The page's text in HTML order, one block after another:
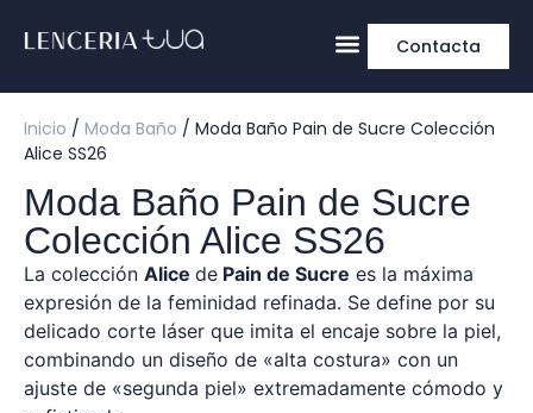
Contacta
Inicio / Moda Baño / Moda Baño Pain de Sucre Colección
Alice SS26
Moda Baño Pain de Sucre
Colección Alice SS26
La colección Alice de Pain de Sucre es la máxima
expresión de la feminidad refinada. Se define por su
delicado corte láser que imita el encaje sobre la piel,
combinando un diseño de «alta costura» con un
ajuste de «segunda piel» extremadamente cómodo y